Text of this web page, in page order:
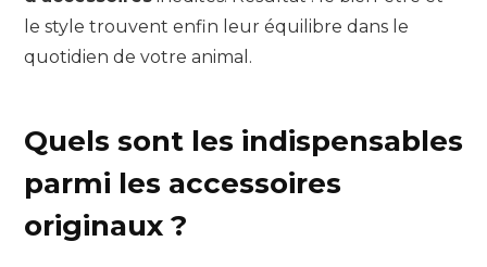
le style trouvent enfin leur équilibre dans le
quotidien de votre animal.
Quels sont les indispensables
parmi les accessoires
originaux ?